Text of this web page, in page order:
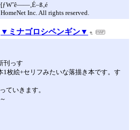
Inc. All rights reserved.
▼ミナゴロシペンギン▼
刊っす
1枚絵+セリフみたいな落描き本です。す
ていきます。